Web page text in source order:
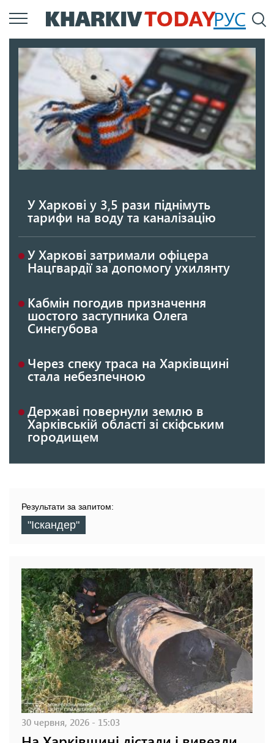
Перейти
до
вмісту
РУС
У Харкові у 3,5 рази піднімуть
тарифи на воду та каналізацію
У Харкові затримали офіцера
Нацгвардії за допомогу ухилянту
Кабмін погодив призначення
шостого заступника Олега
Синєгубова
Через спеку траса на Харківщині
стала небезпечною
Державі повернули землю в
Харківській області зі скіфським
городищем
Результати за запитом:
"Іскандер"
30 червня, 2026 - 15:03